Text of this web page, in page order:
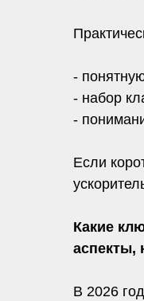
-
- набор
-
Если
Какие
аспекты,
В 2026